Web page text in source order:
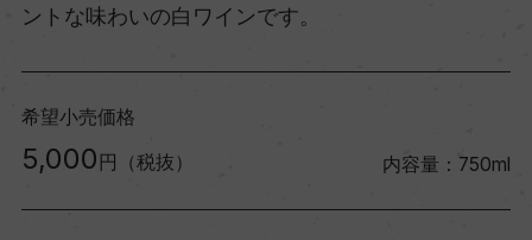
ントな味わいの白ワインです。
希望小売価格
5,000 円（税抜） 内容量：750ml